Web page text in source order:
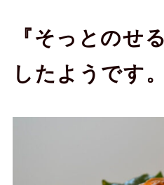
『そっとのせ
したようです。